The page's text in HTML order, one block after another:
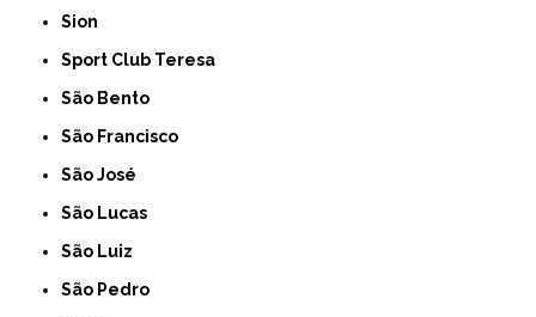
Sion
Sport Club Teresa
São Bento
São Francisco
São José
São Lucas
São Luiz
São Pedro